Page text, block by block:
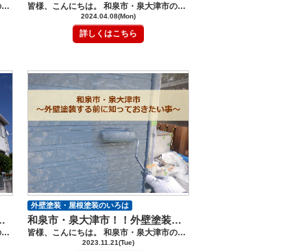
皆様、こんにちは。 和泉市・泉大津市の外壁塗装・屋根塗装工事のロードリバースです(^^♪ 今回は、外壁の塗る回数についてです。 外壁塗装を考え始めると、一番気になることは、どのようなことでしょうか？ 費用や塗料のグレードを気にされる方が多いと思いますが、 迷われた費用も塗料のグレードも正しい施工がされていないと意味がありません。 外壁塗装の基本、塗り回数について 今回は、知っていただき、塗装の施工内容にも注目してくださいね。 外壁塗装の基本３回塗り 外壁塗装は、基本、下塗り・上塗り１回目（中塗り）・上塗り２回目の３回塗りとなります。 （＊塗料によっては、変わることがあります） ３つの工程を行わず、どれかが抜けてしまった場合は、 どんなに高価な塗料を使用していても、長期の外壁の美観を保つことは、出来ません。 ３つの工程は、なぜ、大切なのか、どのような働きをしているのでしょうか。 塗り工程 外壁を高圧水洗浄で綺麗に洗った後、しっかり乾燥させてから、塗装は、スタートします。 【１】下塗り・・・下塗り材 【２】上塗り１回目（中塗り）・・・上塗り材（＊塗料によっては、指定の中塗り材） 【３】上塗り２回目・・・上塗り材 上記の工程で、作業は進められます。 それぞれの塗材にしっかりとした役割があります。 下塗り材 外壁の上に塗る大切な下塗り材ですが、 なかなか下塗り材まで、こだわる人はいません。 塗ってしまうと見えることは、ありませんが、下塗りが実は、とても重要です。 下塗り材を塗らなった場合、また、外壁に合わない下塗り材を塗った場合、 数年で塗膜が剥がれてきたり、膨れてきたり、、、といった劣化現象が見られることもあります。 （写真：塗膜が密着せずの剝がれてきている劣化） 働き 外壁と上塗りを密着させる働きがあります。 また、外壁にそのまま上塗り材を塗ると、外壁に上塗り材が吸い込まれてしまうため、 吸い込みを防止する働きもあります。 下塗り材にもいろいろと種類があり、密着性が高いもの、 ひび割れを埋めるものなど、また外壁の素材によっても変わってきます。 種類 下塗り材の主な種類と働きを見てみましょう。 シーラー 外壁と上塗り材の密着性を高めます。 比較的、どの外壁材も使用されている下塗り材です。 フィラー 詰め物などの意味があるフィラーは、小さいひび割れを埋めることが出来き 厚膜で、モルタル外壁に使用されることが多いです。 プライマー 金属面や防水材、タイルなどの下塗り材です。 シーラーと同じ機能になります。 塗り回数 下塗りは、基本、１回塗りです。 しかし、外壁によっては、２回塗りになることもあります。 例えば、外壁がボロボロと剥がれてくる、下塗り材の吸い込みが激しい時 下塗り材を変えて２回行うことも。 外壁を触ってみると、ボロボロと剥がれる場合や吸い込みが激しい場合は、 まず、シーラーで外壁を固めます。 その後に、フィラーを塗っていきます。 この場合は、下塗りが２回、上塗り２回の合計４回塗りになります。 注意すること 見積書をしっかり確認し、上塗り材だけなく、下塗り材もチェックしてください。 どのような下塗り材を塗るのか、 その下塗り材と外壁、上塗り材の相性が合っているのか、 分からないことは、説明を受けましょう。 上塗り材 上塗り（中塗り）１回目・上塗り２回目 下塗り後、乾燥を確認できたら、上塗り１回目となります。 外壁塗装の施工では、乾燥がとても大切になるため、 下塗り後、上塗り１回目後、と乾燥時間を守っています。 上塗りの役割 外壁塗装には、外壁を守る、美しさを保つ、機能性（防カビ性・防水性・親水性など）の高める などの効果がありますが、 上塗り材により、効果が変わってきます。 上塗り材は、各社メーカーで、さまざまな塗料があり、ランクがあります。 特に重要視されているのが、耐用性・耐久性ですね。 では、多くの塗料からどのように選ぶとよいのでしょうか。 選ぶポイント まず、どのポイントが一番大事か、考えてみてください。 あと、その家にどれくらい住みますか？予算は？ 外壁の汚れの悩みなどなど。。。 耐久性・耐用性 多くの塗料が耐久性・耐用性と値段が比例していると言われています。 耐久性・耐用性が長くなると、費用が高くなります。 また、各社塗料メーカーが保証を出していたり、期待耐久年数などを 表示していることが多くわかりやすいです。 機能性 カビや藻・苔に悩んでいる、、、塗装で、ある程度のカバーは、出来ますが、 立地条件で、カビや苔・藻が繁殖しやすい場合など、 防カビ・藻・苔性が高い塗料がお勧めです。 雨だれなどの汚れが気になる方は、撥水性機能や親水性の高い塗料を選びましょう。 上塗りのまとめ 正しい施工で３回塗りの塗装が行われた場合は、 上塗り材が外壁に吸い込まれることなく、きれいなツヤを出すことが出来き 耐久年数の高い外壁に仕上がります。 塗料には、さまざまあるため、塗料メーカーが出している塗料仕様を守ることが大切です。 見積書を見て、不安がある場合は、しっかりしよう内容を確認しましょう。 また、塗料メーカーのHPでも塗料仕様が見れますので、チェックしてみてください。 保護コート 今、人気が出てきている保護コートがあります。 保護コートは、上記に述べていたように本来３回塗りでしたが、 上塗り材を保護するコートになり、４回塗りになります。 1度の塗装で、外壁をより長く綺麗に保ちたい、、、 そのような要望に応える塗料になり、保護コートを塗ることで 耐候性・耐久性・期待耐用年数の延長を可能にしています。 塗装時のコストは、かかりますが、 期待耐用年数を考えるとかなりお得なコストパフォーマンスの良さです。 まとめ 外壁の塗る回数について、いかがだったでしょうか？ どのような塗料も正確に使用されて、初めて効果を発揮します。 ロードリバースでは、施工工程・乾燥時間などしっかり守ることで 長く綺麗な外壁を保つことができる施工を行っております。 屋根塗装・外壁塗装では、少し聞きなれない用語が出てきたり、難しい用語に 不安になることがあるかもしれませんが、 ロードリバースでは、 お客様にわかりやすく写真などを使いお伝えしております。 わからないこと、不安に思うこと、質問など お気軽にお問合せ、ご相談ください。 ご相談や見積依頼、ご不明点をお聞きしたい方はお気軽にお電話ください。 ショールーム電話番号：0120-46-1470 ------------------------------------------------------------------------------ ショールームへの来店が難しいお客様には、 メールや電話、FAXなどで、対応しておりますので、 お気軽にその旨をお伝えください。 ★ロードリバースでは和泉市に外壁塗装・屋根塗装に関して気軽に相談ができる 《ショールーム》を完備しております★ ショールームはコチラをクリック！ ★HPでは外壁塗装・屋根塗装の豊富な施工事例を紹介しています★ 施工事例はコチラをクリック！ ★「無料」で外壁・屋根診断・見積作成をさせて頂きます！★ 屋根・外壁診断はコチラをクリック！ ★「無料」ご相談・診断～見積作成をさせて頂きます！★ お問い合わせはコチラをクリック！ 皆様、こんにちは。 和泉市・泉大津市の外壁塗装・屋根塗装工事のロードリバースです(^^♪ 今回は、外壁塗装・屋根塗装の流れについてです。 外壁塗装・屋根塗装を考え始めて、どのような流れになるのか、、、、 知っておきたい、、、そんな人も多いですよね。 今回は、あくまでもロードリバースの流れになりますが、 外壁塗装・屋根塗装の流れを詳しく解説できればと思います。 まずは、見積を取りましょう。 見積依頼は、お電話または、ホームページの見積依頼でお願い致します。 見積は、無料になっています。 無理なセールスを行うことは、絶対にありませんので、 安心して見積依頼をしてください。 見積の前に、詳しく話が聞きたい方は、ぜひショールームに。 現地調査 現地調査は、図面があれば、1時間程度になります。 寸法を計測し、劣化状況を写真で撮ります。 劣化状況を把握できるまで、時間を頂くことがあり、時間は、その家々により多少変わります。 基本、外壁塗装の見積の場合、お家にお邪魔することは、ありません。 ですが、ベランダの塗装がある場合は、ベランダを見せて頂くことがあります。 屋根は、ドローンを飛ばし、撮影します。 屋根は、登って調査することは、ほぼありません。 屋根を傷めてしまったり、危険を伴うことがあるからです。 ドローンの撮影は、撮影した写真を拡大することにより、劣化を正確に鮮明にすることが出来ます。 ショールームにて見積書の説明 出来上がった見積書の説明は、ショールームにてさせていただきます。 家の模型や塗装する時の道具などを展示しており、 より、詳しくお客様に塗装のことを理解して頂けるからです。 お客様には、家の仕組みや塗料の特徴などが分かることにより、 施工の内容や保障内容を把握することが出来き、安心して頂けます。 契約 ご説明させていただきました見積で、お客様にご納得して頂けた場合、 契約して頂いております。 外壁・屋根の色を決める カラーシミュレーションで、外壁・屋根・付帯部分の色を決めて頂きます。 小さい色見本では、イメージがしにくく、失敗することも多いですので、 ぜひ、カラーシミュレーションでいろいろな色をお試しください。 1回で決まることは、少なく、何回か来ていただくお客様も多いです。 どのようなイメージがいいのか、どんな色が落ち着くのか、などを カラーシミュレーションを行うスタッフに話して頂けると、 よりスムーズに色を決めることが出来ます。 挨拶回り 施工日（足場設置日）より、4～５日前にご近所様に工事お知らせと挨拶回りを させていただきます。 挨拶回りは、ロードリバースの担当営業が行います。 足場設置には、大きなトラックが出入りしたり、 日頃見かけない作業者に心配になられるご近所様が出ないように。 お客様が塗装をきっかけにご近所トラブルに巻き込まれることは、 絶対に避けなければなりません。 作業中は、ご近所様に細心の注意を払い、何かありましたら すべてロードリバースが責任を持ち、ご近所様の対応をさせて頂きます。 足場設置 足場作業は、朝8時半よりスタート。 家の形状により、終わる時間は、変わります。 作業人数は、３～４人になります。 作業が安全に行えるように昇降階段付きの足場です。 また、周りに飛散しないように、メッシュシートをかぶせています。 塗装する時は、車に養生する時もあります。 コーキング材打ち替え サイディング外壁の場合は、コーキング部分を打ち替えします。 （コーキング材によっては、塗装後行う場合もあります。） 劣化したコーキング材が残っていると、コーキング材を充填しても長く密着性を 保つことは、出来ません。 しっかり綺麗に取り除き、清掃を行ったうえで、コーキング材を充填します。 しっかり乾燥することも大切です。 乾燥期間が長く感じてしまいますが、乾燥が大事な工程になっています。 高圧水洗浄 塗装をする前に、高圧水洗浄で屋根・外壁についた汚れを流し落とします。 汚れや苔・藻・カビが残ったまま塗装すると、数年で塗膜が剥がれ落ちてしまう 原因になります。 屋根から始まり、雨樋の中も綺麗に洗います。 この機会ですので、網戸なども綺麗に汚れを落とします。 高圧水洗浄により外壁・屋根が裸の状態になっていると考えてください。 塗装してしまえば、見ない工程こそ大事になるのが塗装です。 塗装 汚れが落ち、乾燥している状態が確認された後、塗装が始まります。 ひび割れや欠けている箇所などの下地処理を行い、下塗り、上塗りへと作業を行います。 下塗り、上塗りの回数は、屋根の劣化状況により、変わります。 外壁も屋根と同じように、下地処理を行った後、塗っていきます。 外壁・劣化の種類により、下塗り材や上塗り材が変わり、塗る回数が変わっていきます。 付帯部分も同じように、下地処理を行い、塗装になります。 密着性を高めるため、研磨を行ったり、パテ材で隙間を埋める作業など、 家が長持ちするように、劣化箇所には、注意しています。 ベランダの塗装がある場合も同じように作業を行います。 清掃 施工が完了すると、施工のチェックと同時に、清掃を行います。 お客様点検 施工完了後は、お客様に点検してもらいます。 一緒に足場に登り、日頃見ることができない、屋根や軒裏など お客様の厳しい目でチェックして頂きます。 足場解体 足場設置と同じように、解体には、3～4人で行います。 解体しながら、再度、汚れなどがないか、チェックしながら行います。 引渡し 足場撤去後、お住いの完了の写真を撮影します。 施工前、施工中、施工後と写真を整理、ファイルにしてお渡しします。 お渡しする際には、施工の内容を再度説明させていただき、引渡しとなります。 引渡し後、お支払いとなります。 アフターメンテナンス 地域密着型の強みといたしまして、アフターメンテナンスに力を入れています。 何かあれば、すぐに、対応できる体制を作っていますので、 安心して頂いています。 まとめ いかがだったでしょうか？ 思っていたよりも、工程が多く、長く感じられましたか？ 塗装の流れを知ることで、どんな流れで進むのか、 安心して外壁塗装・屋根塗装を始められるのでは、ないでしょうか。 工事の内容については見積書提出時に、 工事日程につきましたは、施工開始時に詳しくご説明させて頂いております。 疑問に思われたことがありましたら、お気軽にお問い合わせください。 屋根塗装・外壁塗装では、少し聞きなれない用語が出てきたり、難しい用語に 不安になることがあるかもしれませんが、 ロードリバースでは、 お客様にわかりやすく写真などを使いお伝えしております。 わからないこと、不安に思うこと、質問など お気軽にお問合せ、ご相談ください。 ご相談や見積依頼、ご不明点をお聞きしたい方はお気軽にお電話ください。 ショールーム電話番号：0120-46-1470 ------------------------------------------------------------------------------ ショールームへの来店が難しいお客様には、 メールや電話、FAXなどで、対応しておりますので、 お気軽にその旨をお伝えください。 ★ロードリバースでは和泉市に外壁塗装・屋根塗装に関して気軽に相談ができる 《ショールーム》を完備しております★ ショールームはコチラをクリック！ ★HPでは外壁塗装・屋根塗装の豊富な施工事例を紹介しています★ 施工事例はコチラをクリック！ ★「無料」で外壁・屋根診断・見積作成をさせて頂きます！★ 屋根・外壁診断はコチラをクリック！ ★「無料」ご相談・診断～見積作成をさせて頂きます！★ お問い合わせはコチラをクリック！
2024.04.08(Mon)
詳しくはこちら
泉市・泉大津市】
皆様、こんにちは。 和泉市・泉大津市の外壁塗装・屋根塗装工事のロードリバースです(^^♪ 今回は、外壁塗装の必要性ついてです。 前回ブログで紹介しましたＫ様邸で例に見ていきましょう。 写真で見るとＫ様邸は、それほど劣化がしているように見えませんね。 Ｋ様邸では、細目にメンテナンスを行って来られました。 （写真：施工前） なぜ外壁塗装が必要なのでしょうか？ 外壁塗装は、美観を保つために必要と思われている方も多いですが、 一番の理由は、家を安全に長持ちさせるためです。 美観的にとても綺麗でも、安全性がない家には、住みたくありませんよね。 施工前の写真で外壁をチェックしてみましょう。 （写真：施工前） （写真：施工前） 家全体にひび割れが無数に見られました。 またＫ様自らひび割れを補修されていましたが、表面上にしかコーキング材を埋められておらず ひび割れがどんどん進んでいる状態でした。 ひび割れが進めば、ある日突然に、壁が崩落することもある劣化になるため、 太いひび割れを見つけた場合は、補修や修復工事を検討しましょう。 （髪の毛くらいの太さは、大丈夫ですが、経過を注意して見守るようにしてください） （写真：施工前） （写真：施工前） 外壁を指で撫でると、白い粉がつくチョーキング現象が見られました。 これは、外壁の塗膜が劣化してい状態になり、外壁の防水機能が失われている状態です。 チョーキング現象は、防水機能がないので、そろそろ塗装してください、、、という 外壁からのサインです。 鉄製部分も塗膜が剥げていくと、錆が広がり始めます。 錆が進むと、鉄製部分は、折れてしまったり穴が開いてしまったりすることもありますので、 錆が見られたら、塗装するか、金具を取り換えるなどのメンテンナンスを考えましょう。 外壁と同じように、ベランダも劣化します。 最近では、ベランダに出ることなく、劣化に気が付かない方も多いです。 ベランダにひび割れや塗膜のめくれは、ありませんか？ （写真：施工前） そのような場合は、雨漏りが始まっているかもしれません。 屋根の次に多いのが、ベランダからの雨漏りです。 ベランダの雨漏りは、気が付かないことが多く、ベランダが崩落したという案件もありました。 ぜひ、ベランダのチェックをしてください。 （写真：施工前） また、ベランダの立上り部分のひび割れも注意してください。 室内に雨水が入りやすい箇所です。 （写真：施工後） 家は、劣化が大きくなる前にメンテナンスを行うことで、 長く安全に綺麗に保つことができます。 劣化が見られたら、修復することを考えましょう。 屋根塗装・外壁塗装では、少し聞きなれない用語が出てきたり、難しい用語に 不安になることがあるかもしれませんが、 ロードリバースでは、 お客様にわかりやすく写真などを使いお伝えしております。 わからないこと、不安に思うこと、質問など お気軽にお問合せ、ご相談ください。 ご相談や見積依頼、ご不明点をお聞きしたい方はお気軽にお電話ください。 ショールーム電話番号：0120-46-1470 ------------------------------------------------------------------------------ ショールームへの来店が難しいお客様には、 メールや電話、FAXなどで、対応しておりますので、 お気軽にその旨をお伝えください。 ★ロードリバースでは和泉市に外壁塗装・屋根塗装に関して気軽に相談ができる 《ショールーム》を完備しております★ ショールームはコチラをクリック！ ★HPでは外壁塗装・屋根塗装の豊富な施工事例を紹介しています★ 施工事例はコチラをクリック！ ★「無料」で外壁・屋根診断・見積作成をさせて頂きます！★ 屋根・外壁診断はコチラをクリック！ ★「無料」ご相談・診断～見積作成をさせて頂きます！★ お問い合わせはコチラをクリック！
和泉市・泉大津市！！外壁塗装・屋根塗装する前に知っておきたい事
皆様、こんにちは。 和泉市・泉大津市の外壁塗装・屋根塗装工事のロードリバースです(^^♪ 今回は、外壁塗装・屋根塗装を考える方に知っておいてもらいたい事についてです。 外壁塗装・屋根塗装を検討する時にいろいろな悩みや疑問があると思います。 外壁塗装・屋根塗装は、高いって聞くけれど、実際は、いくらかかるのか？ どの業者がいいのか？ どのタイミングですればいいのか？ などなど。。。 悩みを解決し、知っていれば外壁塗装・屋根塗装を 安心して、行うことができるのでは、ないでしょうか。 外壁塗装・屋根塗装は、必要？ そもそも今、必要か、どうか。。。ということが重要です。 お客様のお話を聞いていると、ほとんど人がそろそろかなぁっと、、、 そろそろは、築年数、塗替え年数、、、で10年と聞いているから、、、 近所で外壁塗装・屋根塗装をしている人が多いから、、、など 漠然としている方が多くみられます。 実際、１０年程度で、新築・前回塗替えから劣化が始まる家が多いです。 しかし、家の劣化は、建てられている立地や住宅メーカーによっても大きく差が出ます。 お住いの家がどのくらい劣化して、いつメンテナンスを行うのがいいのか、、、 劣化状況を知ることにより、外壁塗装・屋根塗装をする時期かどうかを 見極めることが出来ますね。 まずは、 外壁の劣化をセルフチェックしてみましょう。 色あせ 毎日見ている家だと気が付かなかった、、、そんな人も多いと思います。 新築時を思い出すと、なんとなく色がぼんやり見えるなぁ。。。 色がくすんで見えている。。。 そのように感じるのは、外壁の塗膜が劣化しているからです。 塗膜が劣化を始めると、防水機能が低下し始めているサインになります。 チョーキング現象 壁を軽く手のひらで、撫でると白ぽい粉が付いた、、、それは、 チョーキング現象と呼ばれる劣化現象になります。 そろそろ塗装を検討し始めてください、、、、とのサインです。 分かりやすい劣化のため、訪問業者がこの劣化を強く主張することが多いですが、 チョーキング現象で家がすぐに倒壊することや雨漏りがすぐに起こることは、ありません。 焦らず、業者選びを考えてみましょう。 カビ・苔・藻 塗膜が劣化してくると防水機能が低下し、雨水がとどまったままになり、 かび・苔・藻が繁殖しやすくなります。 特に、日が当たらない場所や川・山の近くの立地などは、繁殖しやすいです。 カビ・苔・藻で悩まれている方は、塗料を選ぶとき、防カビ性の優れている塗料を選びましょう。 ひび割れ 髪の毛くらいの細いクラック（ひび割れ）は、大丈夫です。 しかし、家の揺れでひずみが大きくなり、大きなひび割れになっていきます。 大きなひび割れを放置すると、雨漏りだけなく外壁の崩落につながることもありますので、 ひび割れが気になり始めたら、修復工事を考えましょう。 塗膜の膨れ・剥離 前回の塗装が、捲れてくる、、、そのような相談もお受けしております。 現地調査すると、前回の塗装が丁寧にされていないことが多いです。 下地処理がされていない、下塗り材が塗られていない、きっちりと施工方法が守られていない、、 など 原因は、いろいろとあります。 このまま放置していると、美観的に問題なだけなく 雨漏りの原因になるため、早急な塗替えをお勧めします。 剥がれた塗膜を取り除く必要があり、普通の塗装よりもかなり手間がいる施工になります。 コーキング材（シーリング材）の劣化 サイディング外壁の家に一番多い劣化になります。 外壁がとても綺麗でも、コーキング材が劣化している場合は、打ち替え工事が必要です。 特に、下地（青い色）が見えている場合は、雨漏りや外壁の反りにつながりますので、 急ぎ、工事を検討しましょう。 気になる劣化箇所は、ありましたか？ 劣化が見られた場合は、外壁塗装・屋根塗装を検討しましょう。 早期の劣化の場合は、費用も低く抑えることが出来ます。 劣化が激しくなるにつれて、費用も掛かり、 最悪の場合は、大工工事や建て直しになることも。 詳しくは
2023.11.21(Tue)
外壁塗装・屋根塗装のいろは